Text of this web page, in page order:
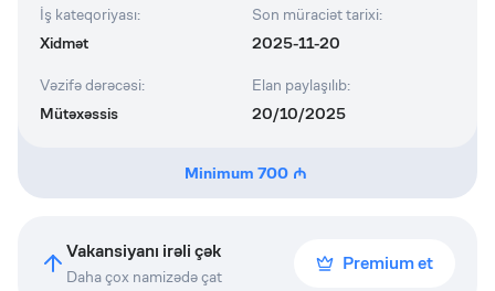
İş kateqoriyası:
Xidmət
Son müraciət tarixi:
2025-11-20
Vəzifə dərəcəsi:
Mütəxəssis
Elan paylaşılıb:
20/10/2025
Minimum 700
Vakansiyanı irəli çək
Daha çox namizədə çat
Premium et